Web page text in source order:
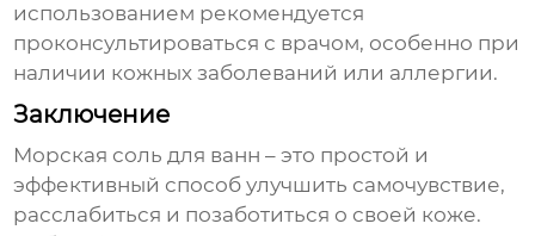
использованием рекомендуется
проконсультироваться с врачом, особенно при
наличии кожных заболеваний или аллергии.
Заключение
Морская соль для ванн – это простой и
эффективный способ улучшить самочувствие,
расслабиться и позаботиться о своей коже.